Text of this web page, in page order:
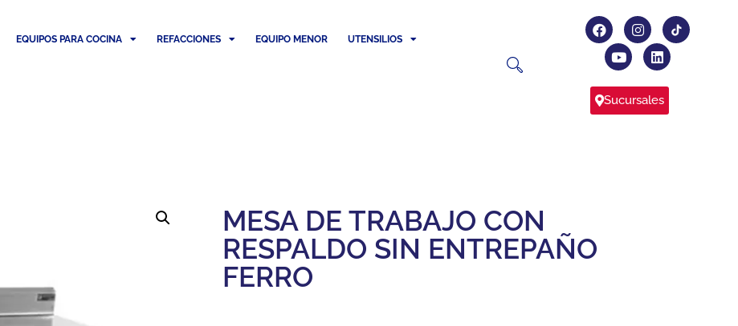
EQUIPOS PARA COCINA REFACCIONES EQUIPO MENOR UTENSILIOS
Sucursales
MESA DE TRABAJO CON
RESPALDO SIN ENTREPAÑO
FERRO